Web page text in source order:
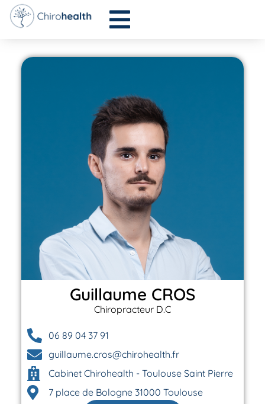
Guillaume CROS
Chiropracteur D.C
06 89 04 37 91
guillaume.cros@chirohealth.fr
Cabinet Chirohealth - Toulouse Saint Pierre
7 place de Bologne 31000 Toulouse